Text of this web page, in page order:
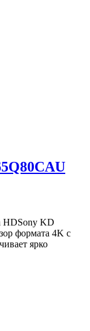
HDSony KD
формата 4K с
ярко